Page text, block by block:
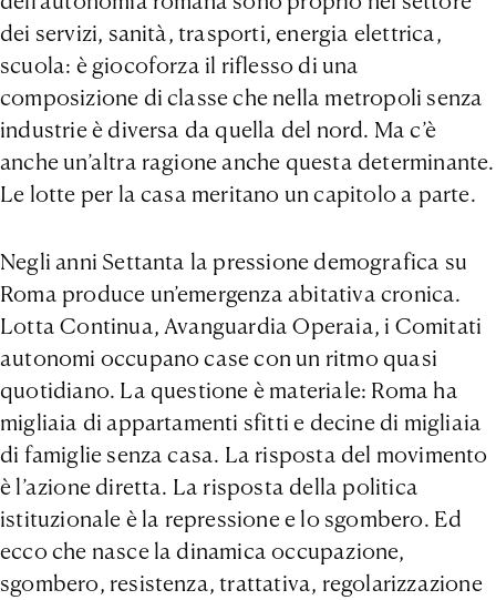
dei servizi, sanità, trasporti, energia elettrica,
scuola: è giocoforza il riflesso di una
composizione di classe che nella metropoli senza
industrie è diversa da quella del nord. Ma c’è
anche un’altra ragione anche questa determinante.
Le lotte per la casa meritano un capitolo a parte.
Negli anni Settanta la pressione demografica su
Roma produce un’emergenza abitativa cronica.
Lotta Continua, Avanguardia Operaia, i Comitati
autonomi occupano case con un ritmo quasi
quotidiano. La questione è materiale: Roma ha
migliaia di appartamenti sfitti e decine di migliaia
di famiglie senza casa. La risposta del movimento
è l’azione diretta. La risposta della politica
istituzionale è la repressione e lo sgombero. Ed
ecco che nasce la dinamica occupazione,
sgombero, resistenza, trattativa, regolarizzazione